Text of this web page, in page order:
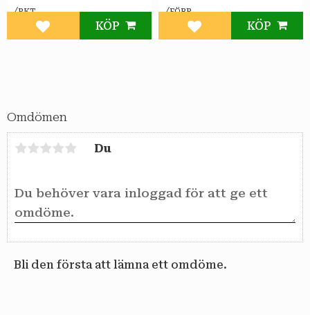
Omdömen
Du
Bli den första att lämna ett omdöme.
/PKT
Lägg till i favoriter
KÖP
/FÖRP
Lägg till i favoriter
KÖP